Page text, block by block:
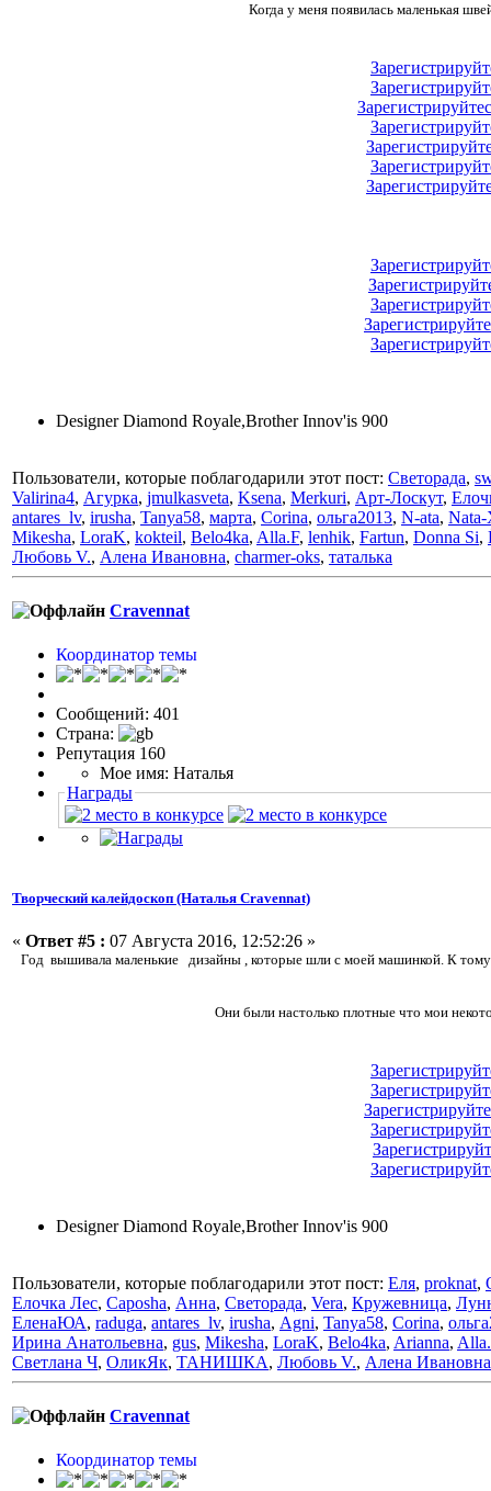
Когда у меня появилась маленькая
Designer Diamond Royale,Brother Innov'is 900
Пользователи, которые поблагодарили этот пост: Светорада,
Valirina4, Агурка, jmulkasveta, Ksena, Merkuri, Арт-Лоскут,
antares_lv, irusha, Tanya58, марта, Corina, ольга2013, N-ata, Nata-
Mikesha, LoraK, kokteil, Belo4ka, Alla.F, lenhik, Fartun, Donna Si,
Любовь V., Алена Ивановна, charmer-oks, таталька
Cravennat
Координатор темы
Сообщений: 401
Страна:
Репутация 160
Мое имя: Наталья
Награды
Творческий калейдоскоп (Наталья Cravennat)
« Ответ #5 : 07 Августа 2016, 12:52:26 »
Год вышивала маленькие дизайны , которые шли с моей машинкой. К
Они были настолько плотные что мои
Designer Diamond Royale,Brother Innov'is 900
Пользователи, которые поблагодарили этот пост: Еля, proknat,
Елочка Лес, Caposha, Анна, Светорада, Vera, Кружевница,
ЕленаЮА, raduga, antares_lv, irusha, Аgni, Tanya58, Corina,
Ирина Анатольевна, gus, Mikesha, LoraK, Belo4ka, Arianna,
Светлана Ч, ОликЯк, ТАНИШКА, Любовь V., Алена Ивановна
Cravennat
Координатор темы